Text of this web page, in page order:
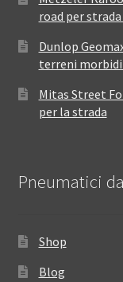
road per
Dunlop
terreni
Mitas Street
per la strada
Pneumatici
Shop
Blog